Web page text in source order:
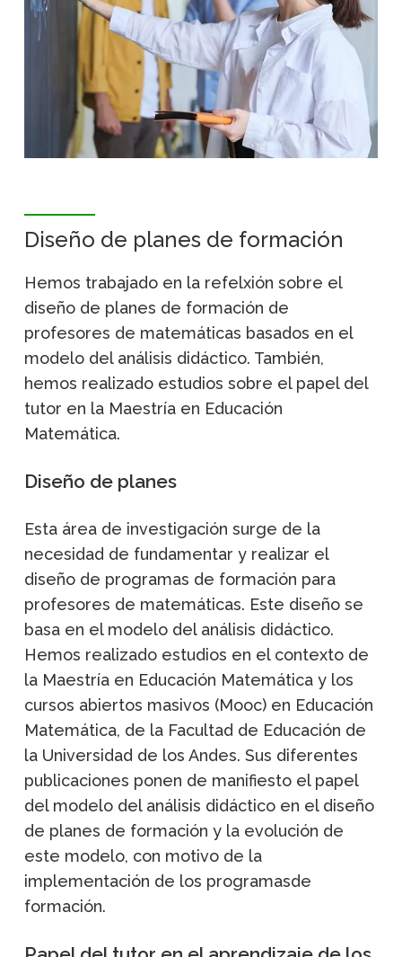
Diseño de planes de formación
Hemos trabajado en la refelxión sobre el
diseño de planes de formación de
profesores de matemáticas basados en el
modelo del análisis didáctico. También,
hemos realizado estudios sobre el papel del
tutor en la Maestría en Educación
Matemática.
Diseño de planes
Esta área de investigación surge de la
necesidad de fundamentar y realizar el
diseño de programas de formación para
profesores de matemáticas. Este diseño se
basa en el modelo del análisis didáctico.
Hemos realizado estudios en el contexto de
la Maestría en Educación Matemática y los
cursos abiertos masivos (Mooc) en Educación
Matemática, de la Facultad de Educación de
la Universidad de los Andes. Sus diferentes
publicaciones ponen de manifiesto el papel
del modelo del análisis didáctico en el diseño
de planes de formación y la evolución de
este modelo, con motivo de la
implementación de los programasde
formación.